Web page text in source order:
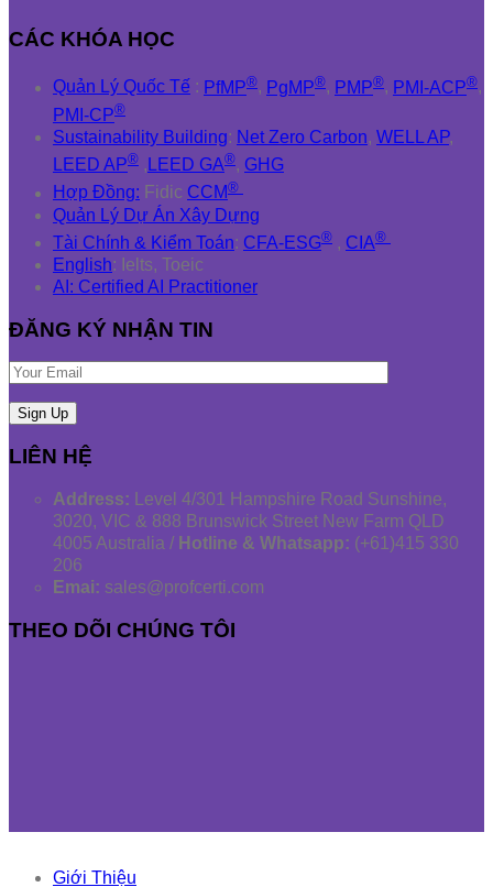
CÁC KHÓA HỌC
Quản Lý Quốc Tế : PfMP®, PgMP®, PMP®, PMI-ACP®,
PMI-CP®
Sustainability Building: Net Zero Carbon, WELL AP,
LEED AP® , LEED GA®, GHG
Hợp Đồng: Fidic CCM®
Quản Lý Dự Án Xây Dựng
Tài Chính & Kiểm Toán: CFA-ESG® , CIA®
English: Ielts, Toeic
AI: Certified AI Practitioner
ĐĂNG KÝ NHẬN TIN
LIÊN HỆ
Address: Level 4/301 Hampshire Road Sunshine,
3020, VIC & 888 Brunswick Street New Farm QLD
4005 Australia / Hotline & Whatsapp: (+61)415 330
206
Emai: sales@profcerti.com
THEO DÕI CHÚNG TÔI
Giới Thiệu